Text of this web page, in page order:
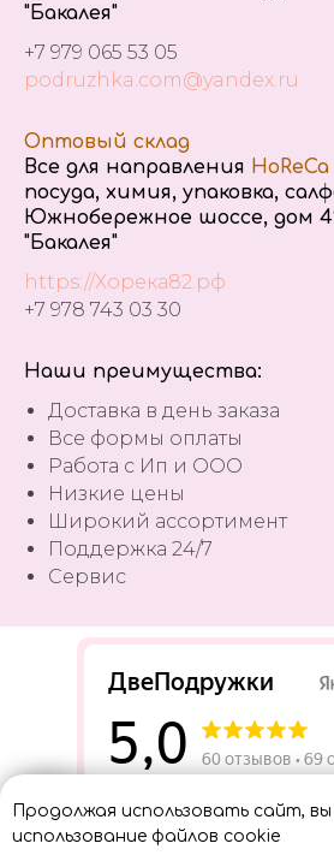
"Бакалея"
+7 979 065 53 05
podruzhka.com@yandex.ru
Оптовый склад
Все для направления HoReCa
посуда, химия, упаковка,
Южнобережное шоссе, дом
"Бакалея"
https://Хорека82.рф
+7 978 743 03 30
Наши преимущества:
Доставка в день заказа
Все формы оплаты
Работа с Ип и ООО
Низкие цены
Широкий ассортимент
Поддержка 24/7
Сервис
Продолжая использовать сайт,
использование файлов cookie
Консультант